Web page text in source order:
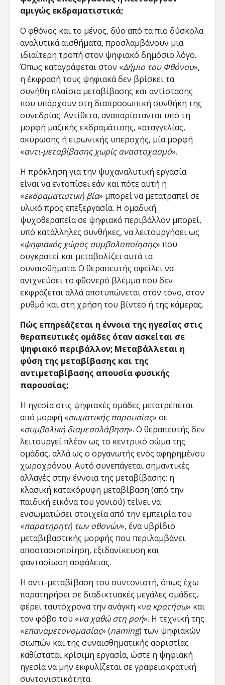
αμιγώς εκδραματιστικά;
Ο φθόνος και το μένος, δύο από τα πιο δύσκολα
αναλυτικά αισθήματα, προσλαμβάνουν μια
ιδιαίτερη τροπή στον ψηφιακό δημόσιο λόγο.
Όπως καταγράφεται στον «Δήμιο του Φθόνου»​,
η έκφρασή τους ψηφιακά δεν βρίσκει τα
συνήθη πλαίσια μεταβίβασης και αντίστασης
που υπάρχουν στη διαπροσωπική συνθήκη της
συνεδρίας. Αντίθετα, αναπαρίστανται υπό τη
μορφή μαζικής εκδραμάτισης, καταγγελίας,
ακύρωσης ή ειρωνικής υπεροχής, μία μορφή
«αντι-μεταβίβασης χωρίς αναστοχασμό».
Η πρόκληση για την ψυχαναλυτική εργασία
είναι να εντοπίσει εάν και πότε αυτή η
«εκδραματιστική βία» μπορεί να μετατραπεί σε
υλικό προς επεξεργασία. Η ομαδική
ψυχοθεραπεία σε ψηφιακό περιβάλλον μπορεί,
υπό κατάλληλες συνθήκες, να λειτουργήσει ως
«ψηφιακός χώρος συμβολοποίησης» που
συγκρατεί και μεταβολίζει αυτά τα
συναισθήματα. Ο θεραπευτής οφείλει να
ανιχνεύσει το φθονερό βλέμμα που δεν
εκφράζεται αλλά αποτυπώνεται στον τόνο, στον
ρυθμό και στη χρήση του βίντεο ή της κάμερας.
Πώς επηρεάζεται η έννοια της ηγεσίας στις
θεραπευτικές ομάδες όταν ασκείται σε
ψηφιακό περιβάλλον; Μεταβάλλεται η
φύση της μεταβίβασης και της
αντιμεταβίβασης απουσία φυσικής
παρουσίας;
Η ηγεσία στις ψηφιακές ομάδες μετατρέπεται
από μορφή «σωματικής παρουσίας» σε
«συμβολική διαμεσολάβηση». Ο θεραπευτής δεν
λειτουργεί πλέον ως το κεντρικό σώμα της
ομάδας, αλλά ως ο οργανωτής ενός αφηρημένου
χωροχρόνου. Αυτό συνεπάγεται σημαντικές
αλλαγές στην έννοια της μεταβίβασης: η
κλασική κατακόρυφη μεταβίβαση (από την
παιδική εικόνα του γονιού) τείνει να
ενσωματώσει στοιχεία από την εμπειρία του
«παρατηρητή των οθονών», ένα υβρίδιο
μεταβιβαστικής μορφής που περιλαμβάνει
αποστασιοποίηση, εξιδανίκευση και
φαντασίωση ασφάλειας.
Η αντι-μεταβίβαση του συντονιστή, όπως έχω
παρατηρήσει σε διαδικτυακές μεγάλες ομάδες​,
φέρει ταυτόχρονα την ανάγκη «να κρατήσω» και
τον φόβο του «να χαθώ στη ροή». Η τεχνική της
«επαναμετονομασίας» (naming) των ψηφιακών
σιωπών και της συναισθηματικής αοριστίας
καθίσταται κρίσιμη εργασία, ώστε η ψηφιακή
ηγεσία να μην εκφυλίζεται σε γραφειοκρατική
συντονιστικότητα.